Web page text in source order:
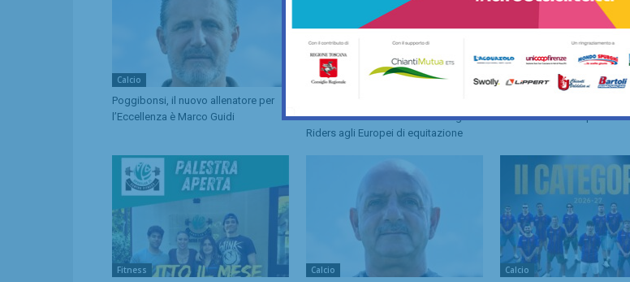
Calcio
Poggibonsi, il nuovo allenatore per
l’Eccellenza è Marco Guidi
Equitazione
convocata nella Nazionale Young
Riders agli Europei di equitazione
Calcio
torna in Serie D dopo 5 anni
Fitness Calcio Calcio